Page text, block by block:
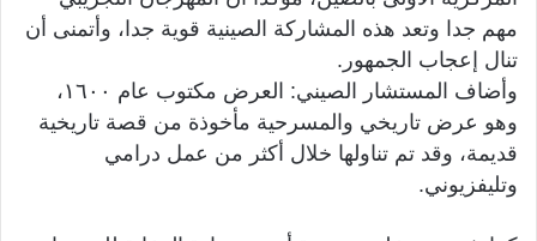
مهم جدا وتعد هذه المشاركة الصينية قوية جدا، وأتمنى أن
تنال إعجاب الجمهور.
وأضاف المستشار الصيني: العرض مكتوب عام ١٦٠٠،
وهو عرض تاريخي والمسرحية مأخوذة من قصة تاريخية
قديمة، وقد تم تناولها خلال أكثر من عمل درامي
وتليفزيوني.